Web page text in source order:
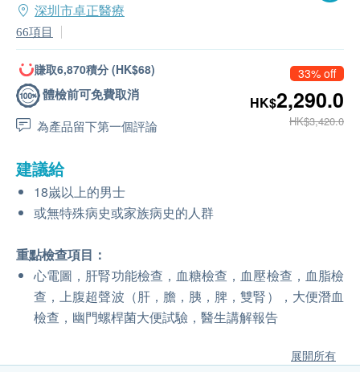
深圳市卓正醫療
66項目
賺取6,870積分 (HK$68)
體檢前可免費取消
為產品留下第一個評論
33% off
HK$2,290.0
HK$3,420.0
建議給
18嵗以上的男士
或無特殊病史或家族病史的人群
重點檢查項目：
心電圖，肝腎功能檢查，血糖檢查，血壓檢查，血脂檢
查，上腹超聲波（肝，膽，胰，脾，雙腎），大便潛血
檢查，幽門螺桿菌大便試驗，醫生講解報告
展開所有